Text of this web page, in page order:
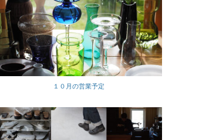
１０月の営業予定